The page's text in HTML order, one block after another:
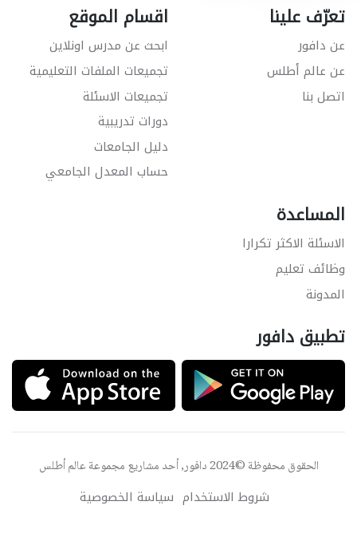
تعرّف علينا
عن دافور
عن عالم أطلس
اتصل بنا
اقسام الموقع
ابحث عن مدرس اونلاين
تجميعات الملفات التعليمية
تجميعات الاسئلة
دورات تدريبية
دليل الجامعات
حساب المعدل الجامعي
المساعدة
الاسئلة الاكثر تكرارا
وظائف تعليم
المدونة
تطبيق دافور
الحقوق محفوظة ©2024 دافور, أحد مشاريع مجموعة عالم أطلس
شروط الاستخدام سياسة الخصوصية